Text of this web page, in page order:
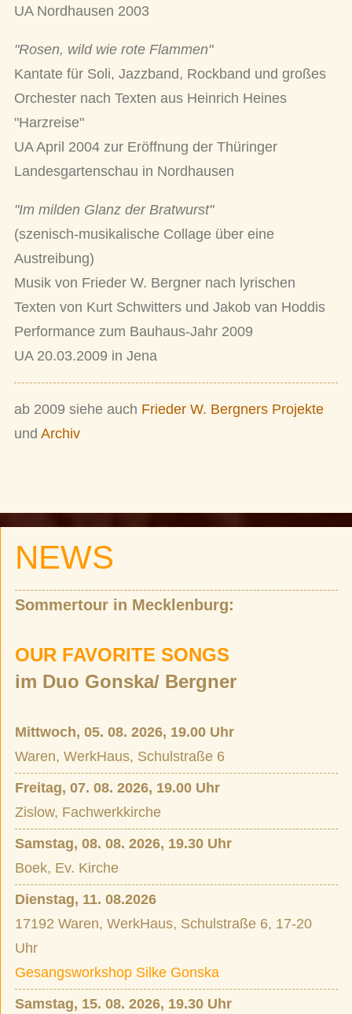
UA Nordhausen 2003
"Rosen, wild wie rote Flammen"
Kantate für Soli, Jazzband, Rockband und großes
Orchester nach Texten aus Heinrich Heines
"Harzreise"
UA April 2004 zur Eröffnung der Thüringer
Landesgartenschau in Nordhausen
"Im milden Glanz der Bratwurst"
(szenisch-musikalische Collage über eine
Austreibung)
Musik von Frieder W. Bergner nach lyrischen
Texten von Kurt Schwitters und Jakob van Hoddis
Performance zum Bauhaus-Jahr 2009
UA 20.03.2009 in Jena
ab 2009 siehe auch Frieder W. Bergners Projekte
und Archiv
NEWS
Sommertour in Mecklenburg:
OUR FAVORITE SONGS
im Duo Gonska/ Bergner
Mittwoch, 05. 08. 2026, 19.00 Uhr
Waren, WerkHaus, Schulstraße 6
Freitag, 07. 08. 2026, 19.00 Uhr
Zislow, Fachwerkkirche
Samstag, 08. 08. 2026, 19.30 Uhr
Boek, Ev. Kirche
Dienstag, 11. 08.2026
17192 Waren, WerkHaus, Schulstraße 6, 17-20
Uhr
Gesangsworkshop Silke Gonska
Samstag, 15. 08. 2026, 19.30 Uhr